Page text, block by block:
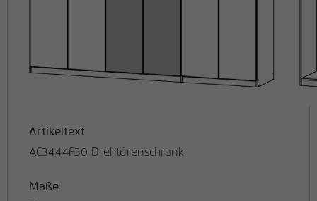
Artikeltext
AC3444F30 Drehtürenschrank
Maße